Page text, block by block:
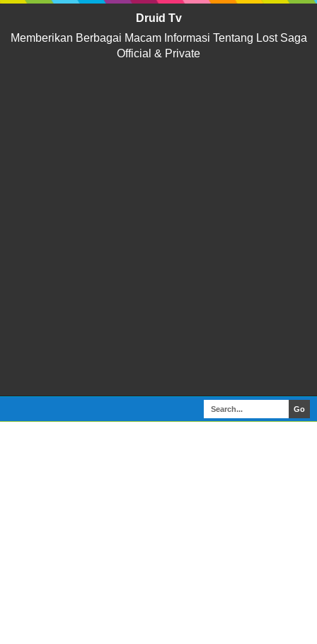
Druid Tv
Memberikan Berbagai Macam Informasi Tentang Lost Saga
Official & Private